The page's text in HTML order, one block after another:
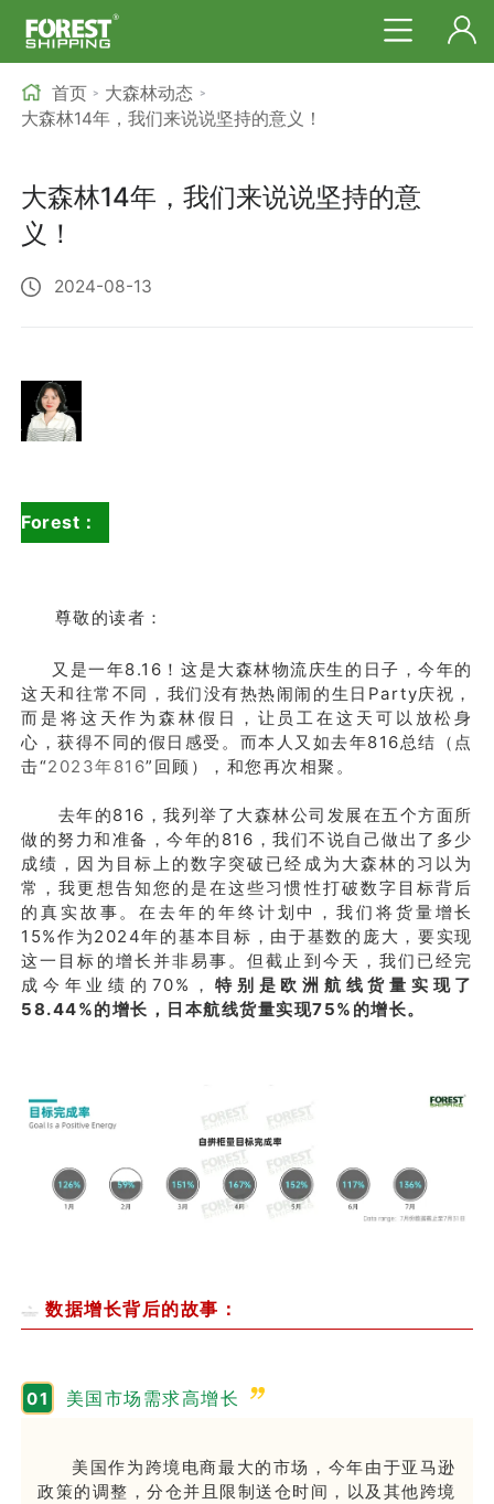
首页 > 大森林动态 >
大森林14年，我们来说说坚持的意义！
大森林14年，我们来说说坚持的意
义！
2024-08-13
Forest：
尊敬的读者：
又是一年8.16！这是大森林物流庆生的日子，今年的
这天和往常不同，我们没有热热闹闹的生日Party庆祝，
而是将这天作为森林假日，让员工在这天可以放松身
心，获得不同的假日感受。而本人又如去年816总结（点
击“2023年816”回顾），和您再次相聚。
去年的816，我列举了大森林公司发展在五个方面所
做的努力和准备，今年的816，我们不说自己做出了多少
成绩，因为目标上的数字突破已经成为大森林的习以为
常，我更想告知您的是在这些习惯性打破数字目标背后
的真实故事。在去年的年终计划中，我们将货量增长
15%作为2024年的基本目标，由于基数的庞大，要实现
这一目标的增长并非易事。但截止到今天，我们已经完
成今年业绩的70%，特别是欧洲航线货量实现了
58.44%的增长，日本航线货量实现75%的增长。
数据增长背后的故事：
01 美国市场需求高增长
美国作为跨境电商最大的市场，今年由于亚马逊
政策的调整，分仓并且限制送仓时间，以及其他跨境